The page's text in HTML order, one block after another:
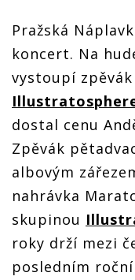
Pražská
koncert. Na
vystoupí zpěvák
dostal cenu
Zpěvák
albovým
nahrávka
skupinou
roky drží mezi
posledním